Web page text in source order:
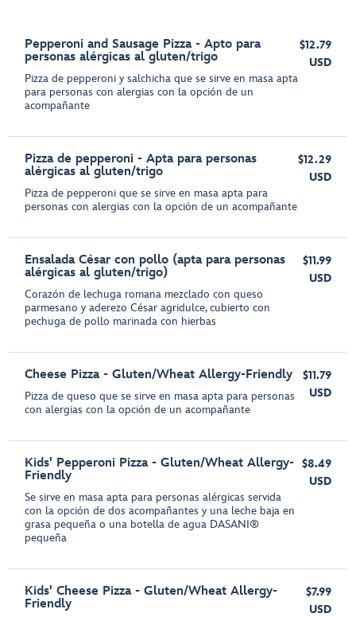
Pepperoni and Sausage Pizza - Apto para
personas alérgicas al gluten/trigo
Pizza de pepperoni y salchicha que se sirve en masa apta
para personas con alergias con la opción de un
acompañante
$12.79
USD
Pizza de pepperoni - Apta para personas
alérgicas al gluten/trigo
Pizza de pepperoni que se sirve en masa apta para
personas con alergias con la opción de un acompañante
$12.29
USD
Ensalada César con pollo (apta para personas
alérgicas al gluten/trigo)
Corazón de lechuga romana mezclado con queso
parmesano y aderezo César agridulce, cubierto con
pechuga de pollo marinada con hierbas
$11.99
USD
Cheese Pizza - Gluten/Wheat Allergy-Friendly
Pizza de queso que se sirve en masa apta para personas
con alergias con la opción de un acompañante
$11.79
USD
Kids' Pepperoni Pizza - Gluten/Wheat Allergy-
Friendly
Se sirve en masa apta para personas alérgicas servida
con la opción de dos acompañantes y una leche baja en
grasa pequeña o una botella de agua DASANI®
pequeña
$8.49
USD
Kids' Cheese Pizza - Gluten/Wheat Allergy-
Friendly
$7.99
USD